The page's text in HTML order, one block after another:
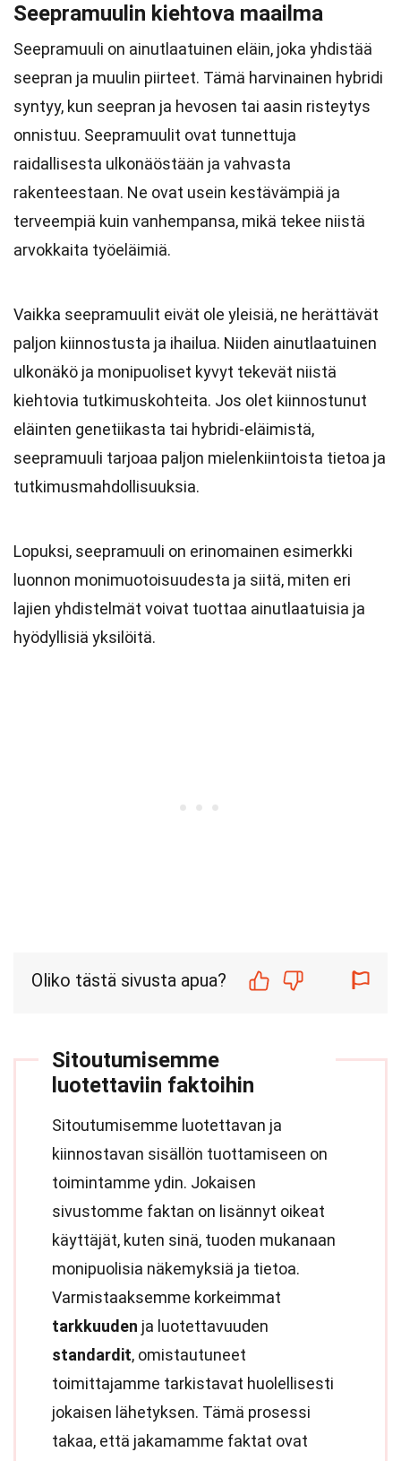
Seepramuulin kiehtova maailma
Seepramuuli on ainutlaatuinen eläin, joka yhdistää
seepran ja muulin piirteet. Tämä harvinainen hybridi
syntyy, kun seepran ja hevosen tai aasin risteytys
onnistuu. Seepramuulit ovat tunnettuja
raidallisesta ulkonäöstään ja vahvasta
rakenteestaan. Ne ovat usein kestävämpiä ja
terveempiä kuin vanhempansa, mikä tekee niistä
arvokkaita työeläimiä.
Vaikka seepramuulit eivät ole yleisiä, ne herättävät
paljon kiinnostusta ja ihailua. Niiden ainutlaatuinen
ulkonäkö ja monipuoliset kyvyt tekevät niistä
kiehtovia tutkimuskohteita. Jos olet kiinnostunut
eläinten genetiikasta tai hybridi-eläimistä,
seepramuuli tarjoaa paljon mielenkiintoista tietoa ja
tutkimusmahdollisuuksia.
Lopuksi, seepramuuli on erinomainen esimerkki
luonnon monimuotoisuudesta ja siitä, miten eri
lajien yhdistelmät voivat tuottaa ainutlaatuisia ja
hyödyllisiä yksilöitä.
Oliko tästä sivusta apua?
Sitoutumisemme
luotettaviin faktoihin
Sitoutumisemme luotettavan ja
kiinnostavan sisällön tuottamiseen on
toimintamme ydin. Jokaisen
sivustomme faktan on lisännyt oikeat
käyttäjät, kuten sinä, tuoden mukanaan
monipuolisia näkemyksiä ja tietoa.
Varmistaaksemme korkeimmat
tarkkuuden ja luotettavuuden
standardit, omistautuneet
toimittajamme tarkistavat huolellisesti
jokaisen lähetyksen. Tämä prosessi
takaa, että jakamamme faktat ovat